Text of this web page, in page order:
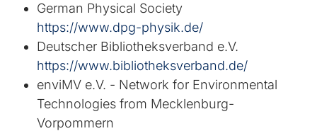
German Physical Society
https://www.dpg-physik.de/
Deutscher Bibliotheksverband e.V.
https://www.bibliotheksverband.de/
enviMV e.V. - Network for Environmental
Technologies from Mecklenburg-
Vorpommern